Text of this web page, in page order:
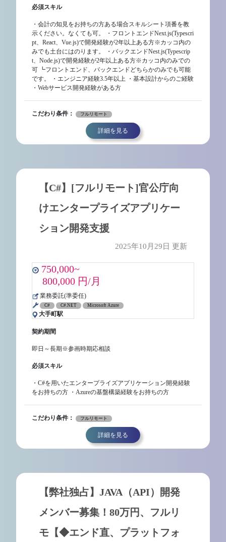
必須スキル
・会計の知見をお持ちの方ある場合スキルシート項番を教
示ください。なくても可。 ・フロントエンドNext.js(Typescri
pt、React、Vue.js)で開発経験が2年以上ある方※カッコ内の
みでも土台にはのります。 ・バックエンドNest.js(Typescrip
t、Node.js)で開発経験が2年以上ある方※カッコ内のみでの
可 ┗フロントエンド、バックエンドどちらかのみでも可能
です。 ・エンジニア経験3.5年以上 ・基本設計からのご経験
・Webサービス開発経験がある方
こだわり条件： フルリモート
詳細を見る
【C#】[フルリモート]官公庁向
けエンタープライズアプリケー
ション開発支援
2025年10月29日 更新
750,000~
800,000 円/月
業務委託(準委任)
C# C#.NET Microsoft Azure
大手町駅
契約期間
即日～長期※参画時期応相談
必須スキル
・C#を用いたエンタープライズアプリケーション開発経験
をお持ちの方 ・Azureの基盤構築経験をお持ちの方
こだわり条件： フルリモート
詳細を見る
【弊社独占】JAVA（API）開発
メンバー募集！80万円、フルリ
モ【◆エンド直、プラットフォ